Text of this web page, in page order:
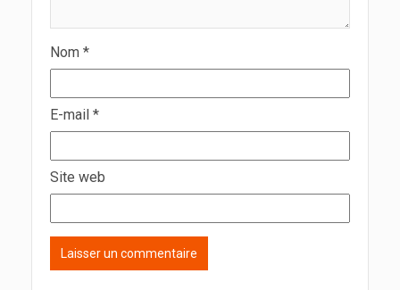
Nom *
E-mail *
Site web